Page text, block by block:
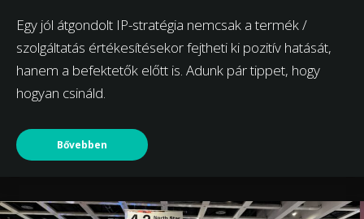
Egy jól átgondolt IP-stratégia nemcsak a termék /
szolgáltatás értékesítésekor fejtheti ki pozitív hatását,
hanem a befektetők előtt is. Adunk pár tippet, hogy
hogyan csináld.
Bővebben